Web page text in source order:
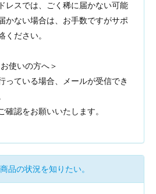
レスでは、ごく稀に届かない可能
かない場合は、お手数ですがサポ
ください。
使いの方へ＞
っている場合、メールが受信でき
確認をお願いいたします。
品の状況を知りたい。